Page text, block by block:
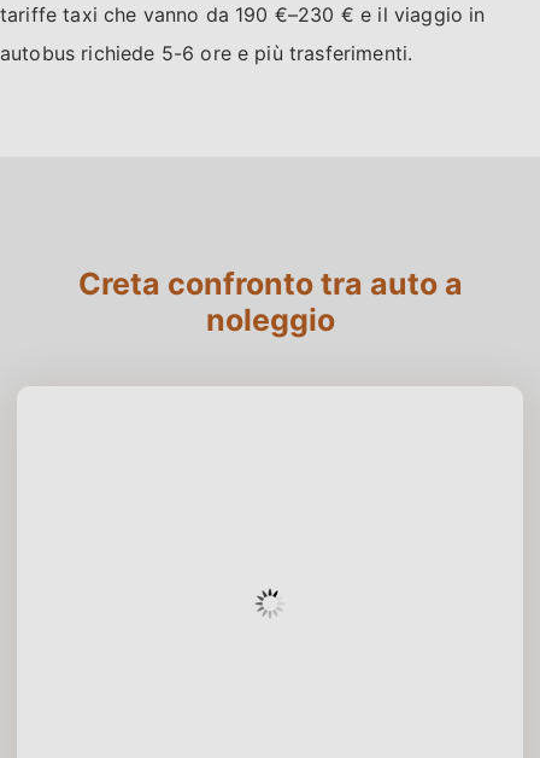
tariffe taxi che vanno da 190 €–230 € e il viaggio in
autobus richiede 5-6 ore e più trasferimenti.
Creta confronto tra auto a
noleggio